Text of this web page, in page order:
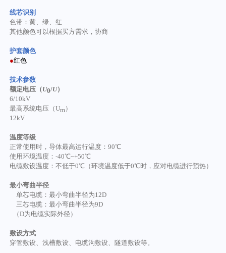
线芯识别
色带：黄、绿、红
其他颜色可以根据买方需求，协商
护套颜色
●红色
技术参数
额定电压（U0/U）
6/10kV
最高系统电压（Um）
12kV
温度等级
正常使用时，导体最高运行温度：90℃
使用环境温度：-40℃~+50℃
电缆敷设温度：不低于0℃（环境温度低于0℃时，应对电缆进行预热）
最小弯曲半径
单芯电缆：最小弯曲半径为12D
三芯电缆：最小弯曲半径为9D
（D为电缆实际外径）
敷设方式
穿管敷设、浅槽敷设、电缆沟敷设、隧道敷设等。